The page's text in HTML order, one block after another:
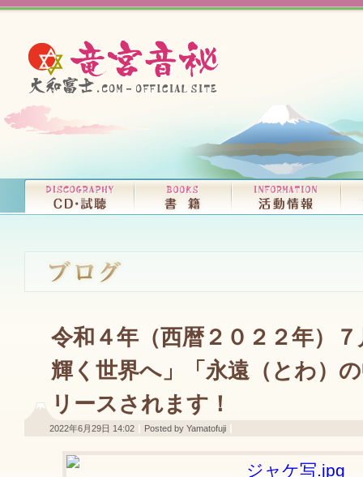
令和４年（西暦２０２２年）
輝く世界へ」「永遠（とわ）
リースされます！
2022年6月29日 14:02 Posted by Yamatofuji